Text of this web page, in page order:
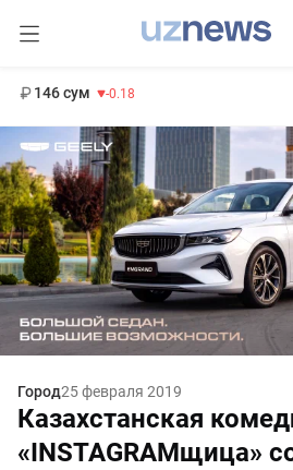
146 сум -0.18
Город25 февраля 2019
Казахстанская
«INSTAGRAMщица»